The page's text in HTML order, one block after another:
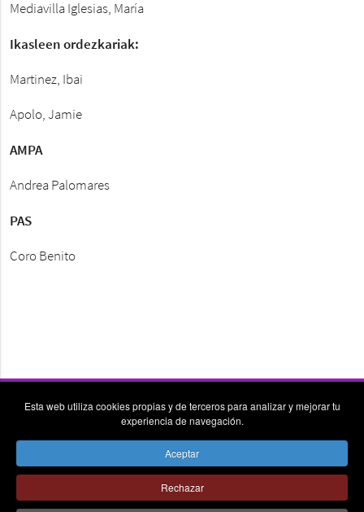
Mediavilla Iglesias, María
Ikasleen ordezkariak:
Martinez, Ibai
Apolo, Jamie
AMPA
Andrea Palomares
PAS
Coro Benito
vpn_key place send
© Colegio la Asunción Donostia - Todos los derechos
Esta web utiliza cookies propias y de terceros para analizar y mejorar tu
experiencia de navegación.
Aceptar
Rechazar